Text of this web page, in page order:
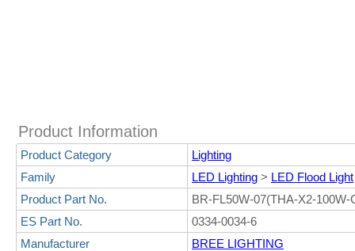
Product Information
Product Category
Lighting
Family
LED Lighting > LED Flood Light
Product Part No.
BR-FL50W-07(THA-X2-100W-
ES Part No.
0334-0034-6
Manufacturer
BREE LIGHTING